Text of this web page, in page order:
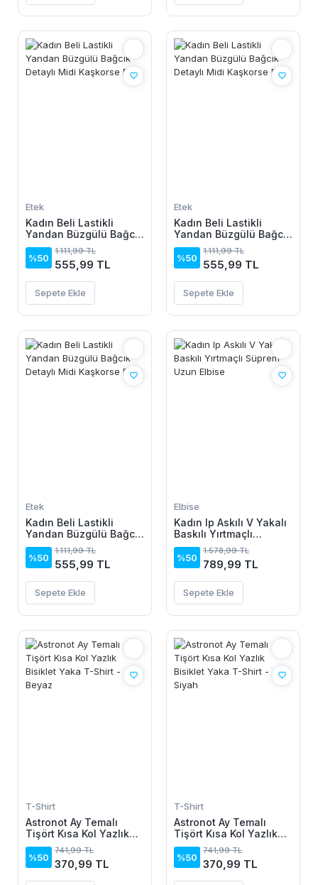
Etek
Kadın Beli Lastikli
Yandan Büzgülü Bağcık
Detaylı Midi Kaşkorse
Etek
%50
1.111,99 TL
555,99 TL
Sepete Ekle
Etek
Kadın Beli Lastikli
Yandan Büzgülü Bağcık
Detaylı Midi Kaşkorse
Etek
%50
1.111,99 TL
555,99 TL
Sepete Ekle
Etek
Kadın Beli Lastikli
Yandan Büzgülü Bağcık
Detaylı Midi Kaşkorse
Etek
%50
1.111,99 TL
555,99 TL
Sepete Ekle
Elbise
Kadın Ip Askılı V Yakalı
Baskılı Yırtmaçlı
Süprem Uzun Elbise
%50
1.578,99 TL
789,99 TL
Sepete Ekle
T-Shirt
Astronot Ay Temalı
Tişört Kısa Kol Yazlık
Bisiklet Yaka T-Shirt -
Beyaz
%50
741,99 TL
370,99 TL
T-Shirt
Astronot Ay Temalı
Tişört Kısa Kol Yazlık
Bisiklet Yaka T-Shirt -
Siyah
%50
741,99 TL
370,99 TL